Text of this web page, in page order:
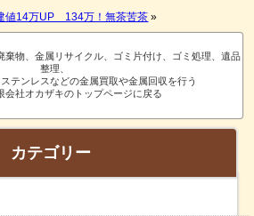
値14万UP 134万！無茶苦茶 »
棄物、金属リサイクル、ゴミ片付け、ゴミ処理、遺品
整理、
テンレスなどの金属買取や金属回収を行う
会社オカザキのトップページに戻る
カテゴリー